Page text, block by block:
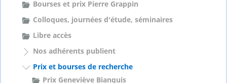
Bourses et prix Pierre Grappin
Colloques, journées d'étude, séminaires
Libre accès
Nos adhérents publient
Prix et bourses de recherche
Prix Geneviève Bianquis